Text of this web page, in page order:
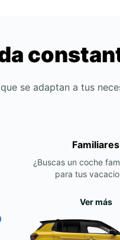
se adaptan a tus
Familiares
¿Buscas un coche
para tus
Ver más